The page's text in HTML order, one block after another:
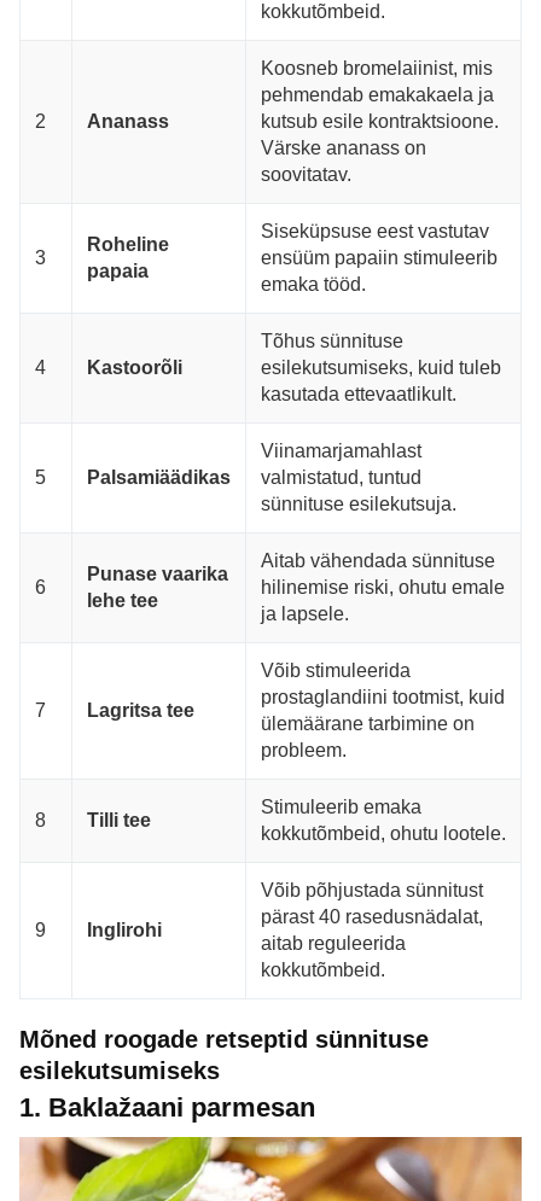
kokkutõmbeid.
2 Ananass
Koosneb bromelaiinist, mis
pehmendab emakakaela ja
kutsub esile kontraktsioone.
Värske ananass on
soovitatav.
3
Roheline
papaia
Siseküpsuse eest vastutav
ensüüm papaiin stimuleerib
emaka tööd.
4 Kastoorõli
Tõhus sünnituse
esilekutsumiseks, kuid tuleb
kasutada ettevaatlikult.
5 Palsamiäädikas
Viinamarjamahlast
valmistatud, tuntud
sünnituse esilekutsuja.
6
Punase vaarika
lehe tee
Aitab vähendada sünnituse
hilinemise riski, ohutu emale
ja lapsele.
7 Lagritsa tee
Võib stimuleerida
prostaglandiini tootmist, kuid
ülemäärane tarbimine on
probleem.
8 Tilli tee
Stimuleerib emaka
kokkutõmbeid, ohutu lootele.
9 Inglirohi
Võib põhjustada sünnitust
pärast 40 rasedusnädalat,
aitab reguleerida
kokkutõmbeid.
Mõned roogade retseptid sünnituse
esilekutsumiseks
1. Baklažaani parmesan